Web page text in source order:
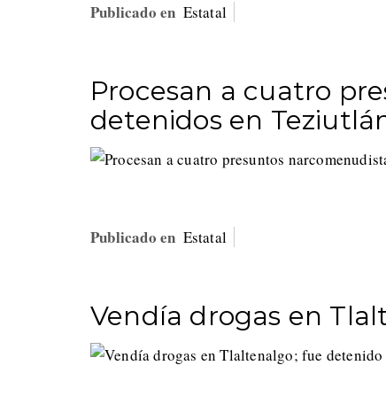
Publicado en Estatal
Procesan a cuatro
detenidos en
Publicado en Estatal
Vendía drogas en